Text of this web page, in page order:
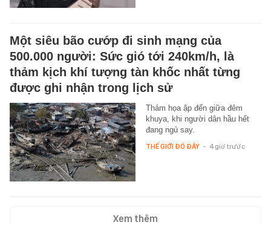
Một siêu bão cướp đi sinh mạng của
500.000 người: Sức gió tới 240km/h, là
thảm kịch khí tượng tàn khốc nhất từng
được ghi nhận trong lịch sử
Thảm họa ập đến giữa đêm
khuya, khi người dân hầu hết
đang ngủ say.
THẾ GIỚI ĐÓ ĐÂY - 4 giờ trước
Xem thêm